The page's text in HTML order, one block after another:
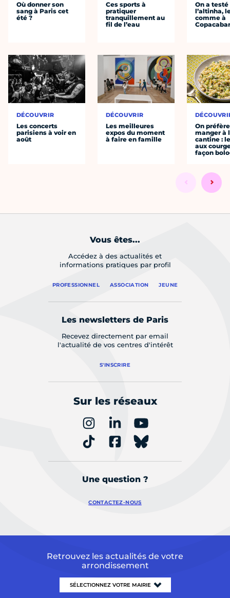
Où donner son
sang à Paris cet
été ?
DÉCOUVRIR
Les concerts
parisiens à voir en
août
Ces sports à
pratiquer
tranquillement au
fil de l’eau
DÉCOUVRIR
Les meilleures
expos du moment
à faire en famille
On a testé
l’altinha,
comme à
On préfère
manger à
cantine :
aux
façon
Vous êtes...
Accédez à des actualités et
informations pratiques par profil
PROFESSIONNEL ASSOCIATION JEUNE
Les newsletters de Paris
Recevez directement par email
l'actualité de vos centres d'intérêt
S'INSCRIRE
Sur les réseaux
Une question ?
CONTACTEZ-NOUS
Retrouvez les actualités de votre
arrondissement